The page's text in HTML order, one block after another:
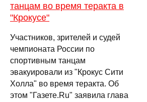
танцам во время теракта в
"Крокусе"
Участников, зрителей и судей
чемпионата России по
спортивным танцам
эвакуировали из "Крокус Сити
Холла" во время теракта. Об
этом "Газете.Ru" заявила глава